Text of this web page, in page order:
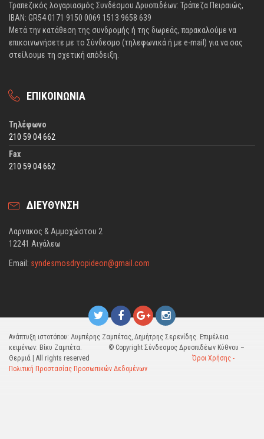
Τραπεζικός λογαριασμός Συνδέσμου Δρυοπιδέων: Τράπεζα Πειραιώς,
IBAN: GR54 0171 9150 0069 1513 9658 639
Μετά την κατάθεση της συνδρομής ή της δωρεάς, παρακαλούμε να
επικοινωνήσετε με το Σύνδεσμο (τηλεφωνικά ή με e-mail) για να σας
στείλουμε τη σχετική απόδειξη.
ΕΠΙΚΟΙΝΩΝΙΑ
Τηλέφωνο
210 59 04 662
Fax
210 59 04 662
ΔΙΕΥΘΥΝΣΗ
Λαρνακος & Αμμοχώστου 2
12241 Αιγάλεω
Email: syndesmosdryopideon@gmail.com
Ανάπτυξη ιστοτόπου: Λυμπέρης Ζαμπέτας, Δημήτρης Σερενίδης. Επιμέλεια
κειμένων: Βίκυ Ζαμπέτα. © Copyright Σύνδεσμος Δρυοπιδέων Κύθνου –
Θερμιά | All rights reserved Όροι Χρήσης -
Πολιτική Προστασίας Προσωπικών Δεδομένων